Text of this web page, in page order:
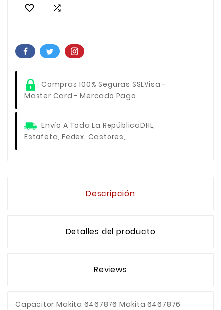
 
Compras 100% Seguras SSLVisa -
Master Card - Mercado Pago
Envío A Toda La RepúblicaDHL,
Estafeta, Fedex, Castores,
Descripción
Detalles del producto
Reviews
Capacitor Makita 6467876 Makita 6467876